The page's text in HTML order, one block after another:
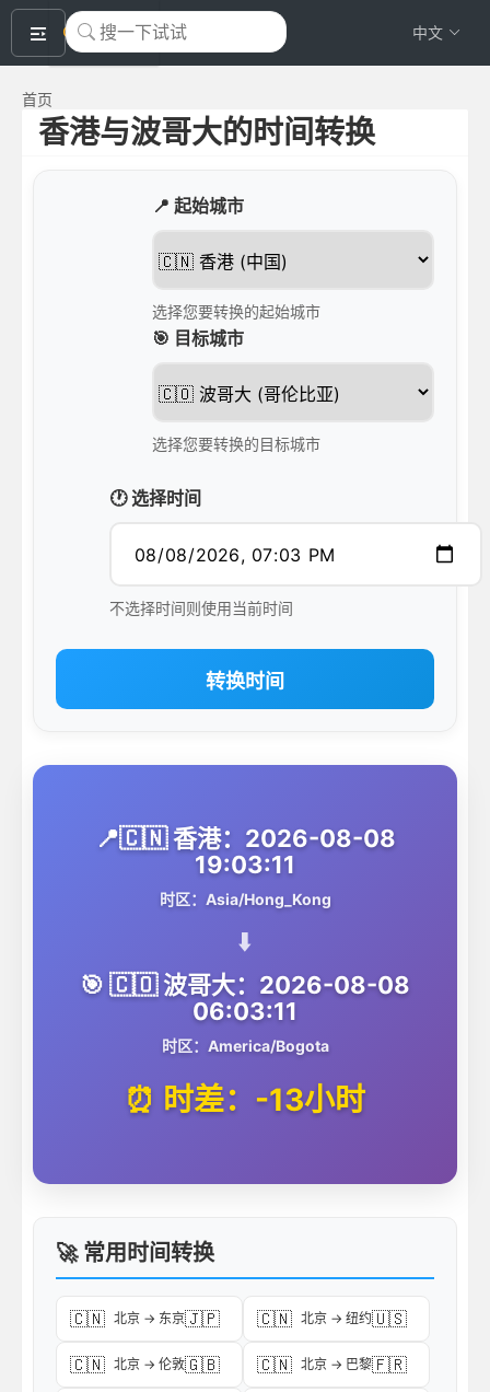
okeyTool 中文
首页
香港与波哥大的时间转换
📍 起始城市
选择您要转换的起始城市
🎯 目标城市
选择您要转换的目标城市
🕐 选择时间
不选择时间则使用当前时间
转换时间
📍🇨🇳 香港：2026-08-08
19:03:11
时区：Asia/Hong_Kong
⬇️
🎯 🇨🇴 波哥大：2026-08-08
06:03:11
时区：America/Bogota
⏰ 时差：-13小时
🚀 常用时间转换
🇨🇳 北京 → 东京🇯🇵 🇨🇳 北京 → 纽约🇺🇸
🇨🇳 北京 → 伦敦🇬🇧 🇨🇳 北京 → 巴黎🇫🇷